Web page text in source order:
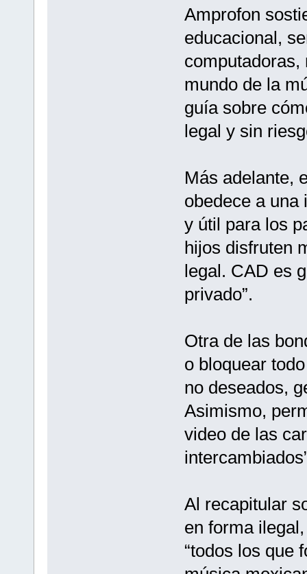
Amprofon
educacional,
computadoras,
mundo de la
guía sobre
legal y sin
Más adelante,
obedece a una
y útil para los
hijos disfruten
legal. CAD es
privado”.
Otra de las
o bloquear
no deseados,
Asimismo,
video de las
Al recapitular
en forma
“todos los que